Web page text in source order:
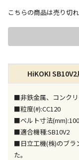
宅配や店
店舗のみ
できませ
※同時購入
特定の店
お届けがで
※同時購入
す
こちらの商品は売り切
HiKOKI
■非鉄金属、コンクリ
■粒度(#):CC120
■ベルト寸法
■適合機種:SB10V2
■日立工機(株)のブラ
た。